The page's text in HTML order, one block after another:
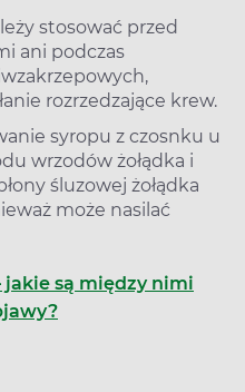
stosować przed
ani podczas
rozrzedzające krew.
syropu z czosnku u
wrzodów żołądka i
śluzowej żołądka
może nasilać
jakie są między nimi